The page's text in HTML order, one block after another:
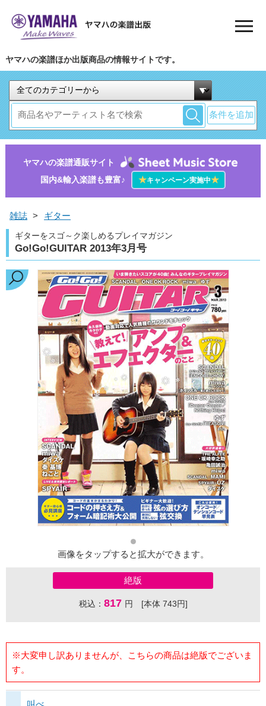
ヤマハの楽譜ほか出版商品の情報サイトです。
条件を追加
ヤマハの楽譜通販サイト
国内&輸入楽譜も豊富♪
★キャンペーン実施中★
雑誌 > ギター
ギターをスゴ～ク楽しめるプレイマガジン
Go!Go!GUITAR 2013年3月号
画像をタップすると拡大ができます。
絶版
税込： 817 円 [本体 743円]
※大変申し訳ありませんが、こちらの商品は絶版でございま
す。
叫べ